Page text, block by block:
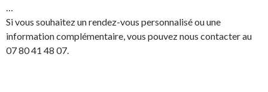
…
Si vous souhaitez un rendez-vous personnalisé ou une
information complémentaire, vous pouvez nous contacter au
07 80 41 48 07.